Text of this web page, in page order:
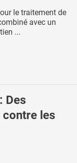
le traitement de
avec un
...
Des
contre les